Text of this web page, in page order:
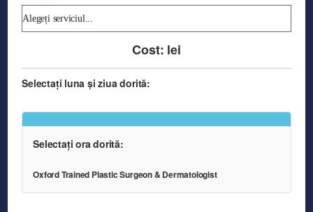
Cost: lei
Selectați luna și ziua dorită:
Selectați ora dorită:
Oxford Trained Plastic Surgeon & Dermatologist